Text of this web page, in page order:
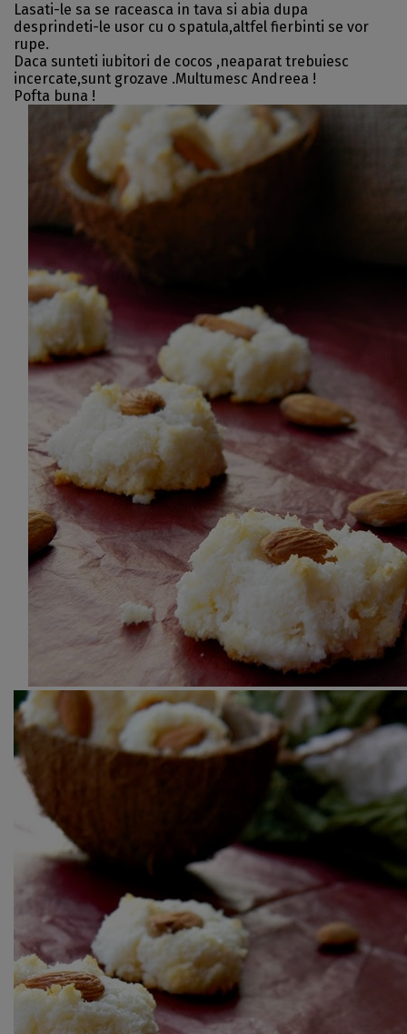
Lasati-le sa se raceasca in tava si abia dupa
desprindeti-le usor cu o spatula,altfel fierbinti se vor
rupe.
Daca sunteti iubitori de cocos ,neaparat trebuiesc
incercate,sunt grozave .Multumesc Andreea !
Pofta buna !